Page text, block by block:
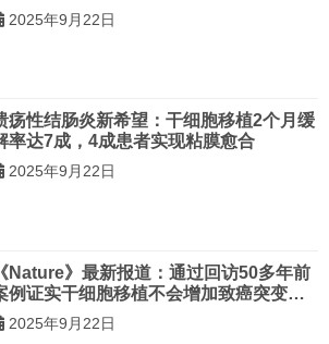
2025年9月22日
疡性结肠炎新希望：干细胞移植2个月缓
率达7成，4成患者实现粘膜愈合
2025年9月22日
《Nature》最新报道：通过回访50多年前
例证实干细胞移植不会增加致癌突变风
！
2025年9月22日